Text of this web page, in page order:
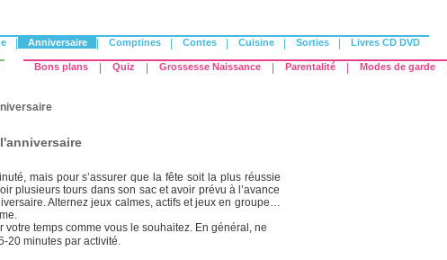
Anniversaire Comptines Contes Cuisine Sorties Livres CD DVD
Bons plans Quiz Grossesse Naissance Parentalité Modes de garde
mais pour s’assurer que la fête soit la plus réussie
plusieurs tours dans son sac et avoir prévu à l’avance
Alternez jeux calmes, actifs et jeux en groupe…
votre temps comme vous le souhaitez. En général, ne
20 minutes par activité.